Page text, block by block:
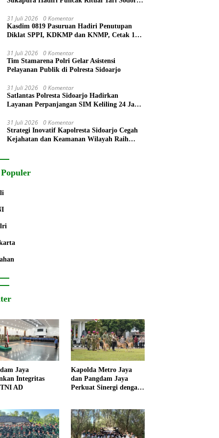
31 Juli 2026 0 Komentar
Kasdim 0819 Pasuruan Hadiri Penutupan
Diklat SPPI, KDKMP dan KNMP, Cetak 172
31 Juli 2026 0 Komentar
Tim Stamarena Polri Gelar Asistensi
Pelayanan Publik di Polresta Sidoarjo
31 Juli 2026 0 Komentar
Satlantas Polresta Sidoarjo Hadirkan
Layanan Perpanjangan SIM Keliling 24 Jam
31 Juli 2026 0 Komentar
Strategi Inovatif Kapolresta Sidoarjo Cegah
Kejahatan dan Keamanan Wilayah Raih
Jaya
Integritas
AD
Kapolda Metro Jaya
dan Pangdam Jaya
Perkuat Sinergi dengan